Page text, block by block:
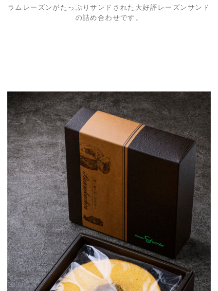
ラムレーズンがたっぷりサンドされた大好評レーズンサンド
の詰め合わせです。